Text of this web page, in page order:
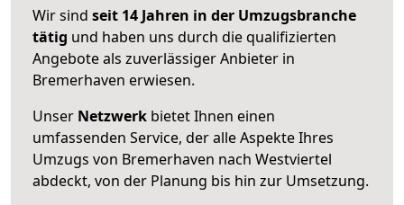
Wir sind seit 14 Jahren in der Umzugsbranche
tätig und haben uns durch die qualifizierten
Angebote als zuverlässiger Anbieter in
Bremerhaven erwiesen.
Unser Netzwerk bietet Ihnen einen
umfassenden Service, der alle Aspekte Ihres
Umzugs von Bremerhaven nach Westviertel
abdeckt, von der Planung bis hin zur Umsetzung.